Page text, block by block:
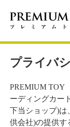
商品カテゴリから
プライバ
PREMIUM TOY
ーディングカー
下当ショップ)は
供会社)の提供